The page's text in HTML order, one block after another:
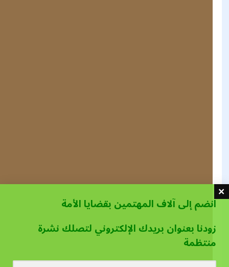
انضم إلى آلاف المهتمين بقضايا الأمة
زودنا بعنوان بريدك الإلكتروني لتصلك نشرة
منتظمة